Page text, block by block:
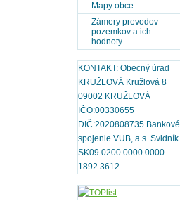
Mapy obce
Zámery prevodov
pozemkov a ich
hodnoty
KONTAKT: Obecný úrad
KRUŽLOVÁ Kružlová 8
09002 KRUŽLOVÁ
IČO:00330655
DIČ:2020808735 Bankové
spojenie VUB, a.s. Svidník
SK09 0200 0000 0000
1892 3612